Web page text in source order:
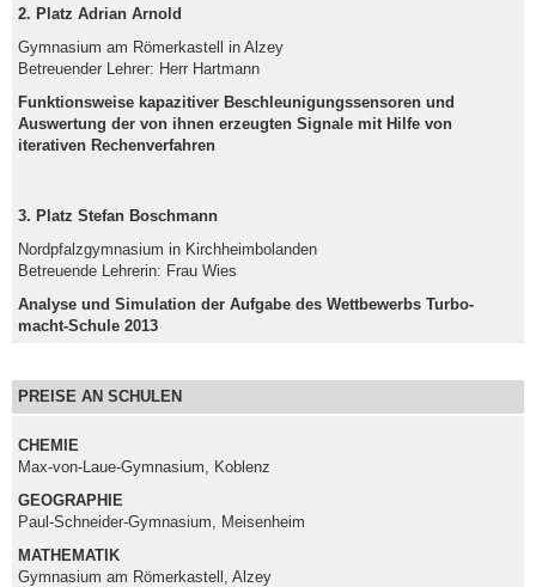
2. Platz Adrian Arnold
Gymnasium am Römerkastell in Alzey
Betreuender Lehrer: Herr Hartmann
Funktionsweise kapazitiver Beschleunigungssensoren und
Auswertung der von ihnen erzeugten Signale mit Hilfe von
iterativen Rechenverfahren
3. Platz Stefan Boschmann
Nordpfalzgymnasium in Kirchheimbolanden
Betreuende Lehrerin: Frau Wies
Analyse und Simulation der Aufgabe des Wettbewerbs Turbo-
macht-Schule 2013
PREISE AN SCHULEN
CHEMIE
Max-von-Laue-Gymnasium, Koblenz
GEOGRAPHIE
Paul-Schneider-Gymnasium, Meisenheim
MATHEMATIK
Gymnasium am Römerkastell, Alzey